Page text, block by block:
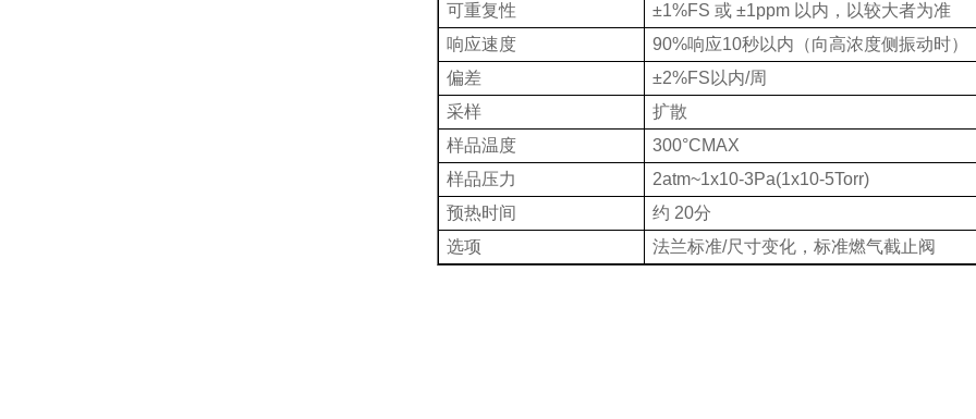
可重复性
±1%FS 或 ±1ppm 以内，以较大者为准
响应速度
90%响应10秒以内（向高浓度侧振动时）
偏差
±2%FS以内/周
采样
扩散
样品温度
300°CMAX
样品压力
2atm~1x10-3Pa(1x10-5Torr)
预热时间
约 20分
选项
法兰标准/尺寸变化，标准燃气截止阀